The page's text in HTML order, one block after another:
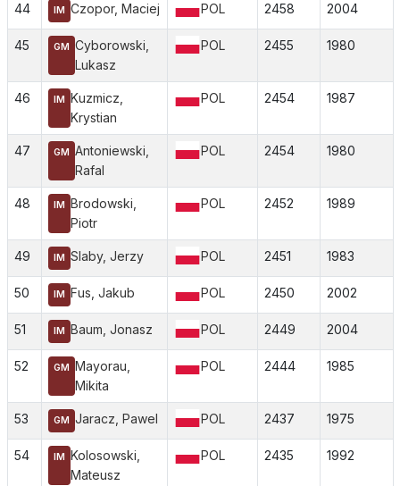
44 IM Czopor, Maciej POL 2458 2004
45 GM Cyborowski,
Lukasz
POL 2455 1980
46 IM Kuzmicz,
Krystian
POL 2454 1987
47 GM Antoniewski,
Rafal
POL 2454 1980
48 IM Brodowski,
Piotr
POL 2452 1989
49 IM Slaby, Jerzy POL 2451 1983
50 IM Fus, Jakub POL 2450 2002
51 IM Baum, Jonasz POL 2449 2004
52 GM Mayorau,
Mikita
POL 2444 1985
53 GM Jaracz, Pawel POL 2437 1975
54 IM Kolosowski,
Mateusz
POL 2435 1992